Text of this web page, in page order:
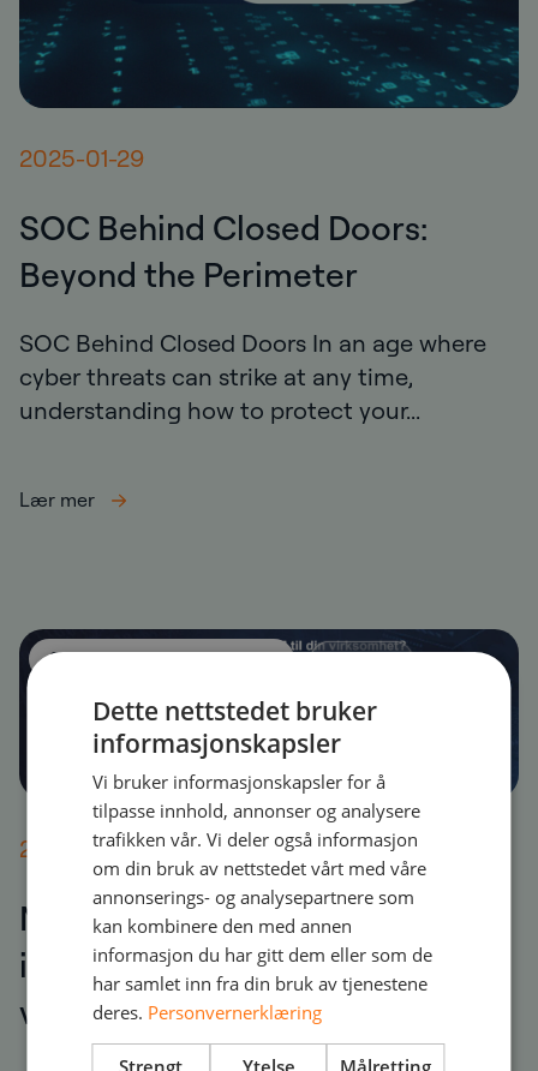
2025-01-29
SOC Behind Closed Doors:
Beyond the Perimeter
SOC Behind Closed Doors In an age where
cyber threats can strike at any time,
understanding how to protect your...
Lær mer
Strategic level discussion
2025-01-21
NetTalk 30 Minutes – Hvorfor
investere i WFM til din
virksomhet?
Dette nettstedet bruker
informasjonskapsler
Vi bruker informasjonskapsler for å
tilpasse innhold, annonser og analysere
trafikken vår. Vi deler også informasjon
om din bruk av nettstedet vårt med våre
annonserings- og analysepartnere som
kan kombinere den med annen
informasjon du har gitt dem eller som de
har samlet inn fra din bruk av tjenestene
deres. Personvernerklæring
Strengt Ytelse Målretting